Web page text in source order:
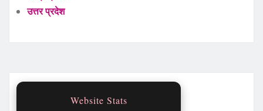
उत्तर प्रदेश
Website Stats